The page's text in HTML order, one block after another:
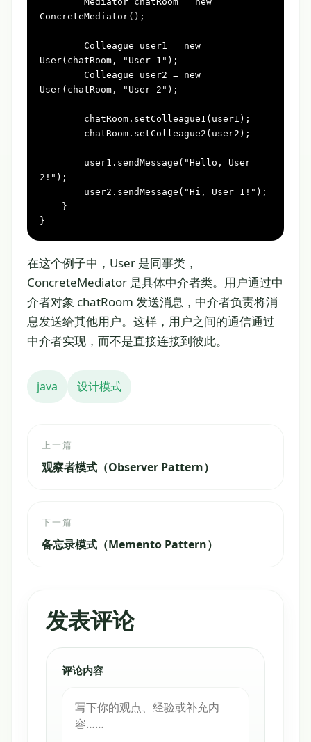
ConcreteMediator();
Colleague user1 = new
User(chatRoom, "User 1" );
Colleague
user2 = new
User(chatRoom, "User 2" );
        user1.sendMessage(
"Hello, User
2!" );
        user2.sendMessage(
"Hi, User 1!" );
}
在这个例子中，User 是同事类，
ConcreteMediator 是具体中介者类。用户通过中
介者对象 chatRoom 发送消息，中介者负责将消
息发送给其他用户。这样，用户之间的通信通过
中介者实现，而不是直接连接到彼此。
java 设计模式
上一篇
观察者模式（Observer Pattern）
下一篇
备忘录模式（Memento Pattern）
发表评论
评论内容